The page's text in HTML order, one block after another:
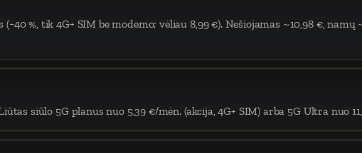
%, tik 4G+ SIM be modemo; vėliau 8,99 €). Nešiojamas ~10,98 €, namų
siūlo 5G planus nuo 5,39 €/mėn. (akcija, 4G+ SIM) arba 5G Ultra nuo